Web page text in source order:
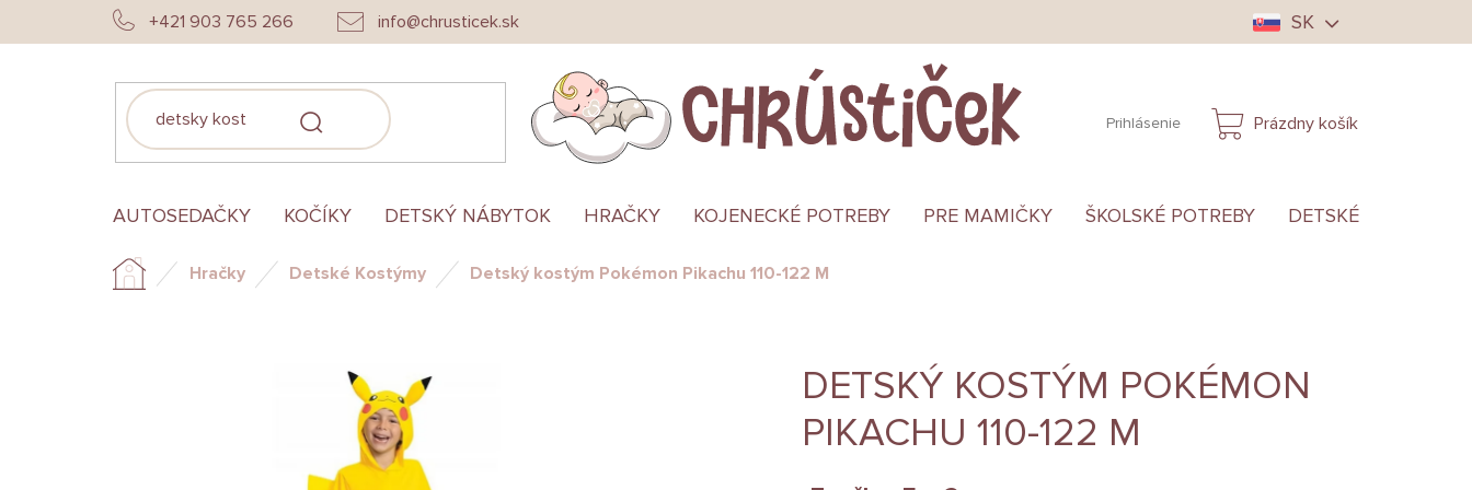
+421 903 765 266 info@chrusticek.sk SK
HĽADAŤ Prihlásenie
NÁKUPNÝ
Prázdny košík
AUTOSEDAČKY KOČÍKY DETSKÝ NÁBYTOK HRAČKY KOJENECKÉ POTREBY PRE MAMIČKY ŠKOLSKÉ POTREBY DETSKÉ OBLEČENIE
DomovHračky Detské Kostýmy Detský kostým Pokémon Pikachu 110-122 M
DETSKÝ KOSTÝM POKÉMON
PIKACHU 110-122 M